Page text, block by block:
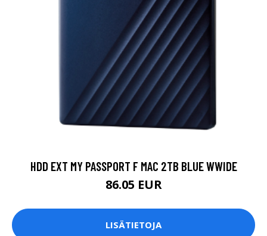
HDD EXT MY PASSPORT F MAC 2TB BLUE WWIDE
86.05 EUR
LISÄTIETOJA